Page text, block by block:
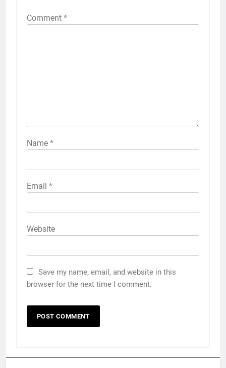
Comment *
Name *
Email *
Website
Save my name, email, and website in this
browser for the next time I comment.